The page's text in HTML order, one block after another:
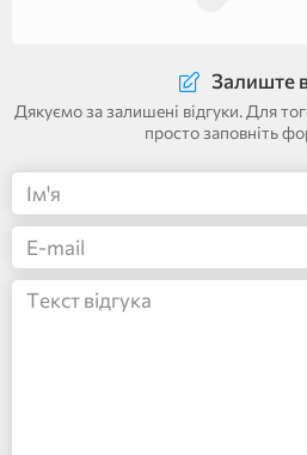
Залиште
Дякуємо за залишені відгуки. Для
просто заповніть